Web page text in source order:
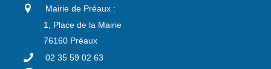
Mairie de Préaux :
1, Place de la Mairie
76160 Préaux
02 35 59 02 63